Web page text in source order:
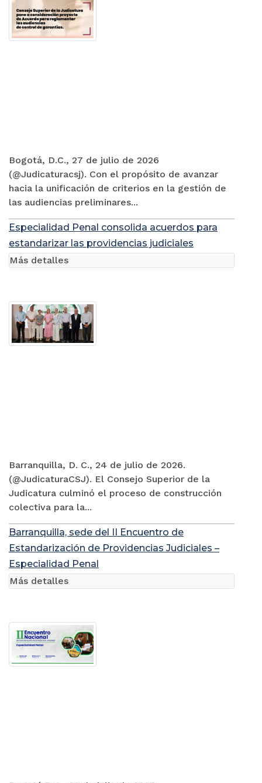
Bogotá, D.C., 27 de julio de 2026
(@Judicaturacsj). Con el propósito de avanzar
hacia la unificación de criterios en la gestión de
las audiencias preliminares...
Especialidad Penal consolida acuerdos para
estandarizar las providencias judiciales
Barranquilla, D. C., 24 de julio de 2026.
(@JudicaturaCSJ). El Consejo Superior de la
Judicatura culminó el proceso de construcción
colectiva para la...
Más detalles
Barranquilla, sede del II Encuentro de
Estandarización de Providencias Judiciales –
Especialidad Penal
Más detalles